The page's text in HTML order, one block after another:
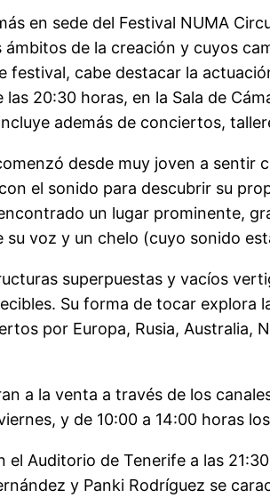
en sede del Festival NUMA
de la creación y cuyos
festival, cabe destacar la
20:30 horas, en la Sala de
además de conciertos,
desde muy joven a
el sonido para descubrir su
un lugar prominente,
voz y un chelo (cuyo sonido
superpuestas y vacíos
Su forma de tocar
por Europa, Rusia, Australia,
a la venta a través de los
y de 10:00 a 14:00 horas
Auditorio de Tenerife a las
y Panki Rodríguez se